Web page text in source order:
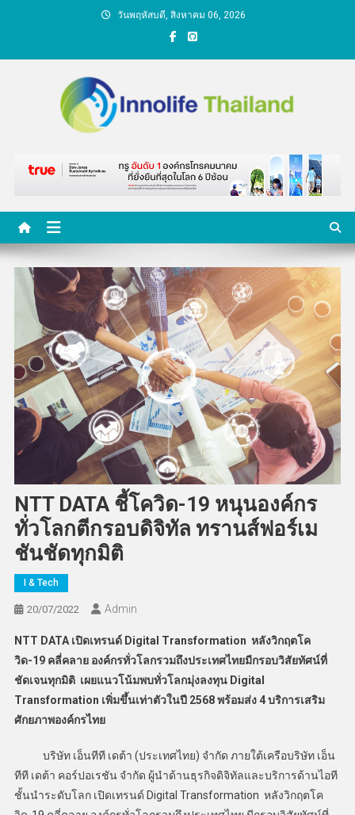
วันพฤหัสบดี, สิงหาคม 06, 2026
คนกับความคิด ชีวิตกับ
นวัตกรรม
NTT DATA ชี้โควิด-19 หนุนองค์กร
ทั่วโลกตีกรอบดิจิทัล ทรานส์ฟอร์เม
ชันชัดทุกมิติ
I & Tech
20/07/2022 Admin
NTT DATA เปิดเทรนด์ Digital Transformation หลังวิกฤตโค
วิด-19 คลี่คลาย องค์กรทั่วโลกรวมถึงประเทศไทยมีกรอบวิสัยทัศน์ที่
ชัดเจนทุกมิติ เผยแนวโน้มพบทั่วโลกมุ่งลงทุน Digital
Transformation เพิ่มขึ้นเท่าตัวในปี 2568 พร้อมส่ง 4 บริการเสริม
ศักยภาพองค์กรไทย
บริษัท เอ็นทีที เดต้า (ประเทศไทย) จำกัด ภายใต้เครือบริษัท เอ็น
ทีที เดต้า คอร์ปอเรชัน จำกัด ผู้นำด้านธุรกิจดิจิทัลและบริการด้านไอที
ชั้นนำระดับโลก เปิดเทรนด์ Digital Transformation หลังวิกฤตโค